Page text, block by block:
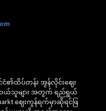
င်ငံ၏ထိပ်တန်း အွန်လိုင်းဈေး
ဝယ်သူများ အတွက် ရည်ရွယ်
ဈေးကွန်ရက်မှာဆိုရင်ဖြ